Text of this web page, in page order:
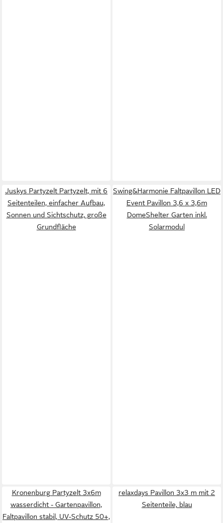
Juskys Partyzelt Partyzelt, mit 6
Seitenteilen, einfacher Aufbau,
Sonnen und Sichtschutz, große
Grundfläche
Swing&Harmonie Faltpavillon LED
Event Pavillon 3,6 x 3,6m
DomeShelter Garten inkl.
Solarmodul
Kronenburg Partyzelt 3x6m
wasserdicht - Gartenpavillon,
Faltpavillon stabil, UV-Schutz 50+,
relaxdays Pavillon 3x3 m mit 2
Seitenteile, blau